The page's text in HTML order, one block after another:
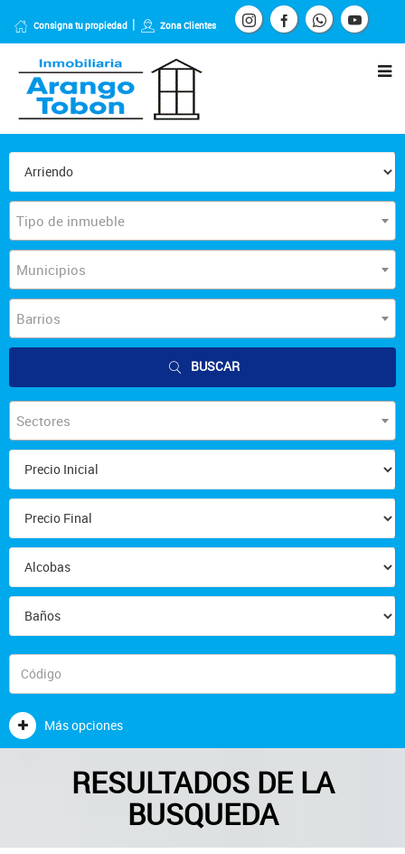
Consigna tu propiedad Zona Clientes
Tipo de inmueble
Municipios
Barrios
BUSCAR
Sectores
Más opciones
RESULTADOS DE LA
BUSQUEDA